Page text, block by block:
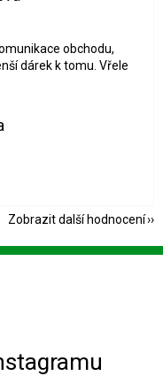
5 hvězdiček.
obchodu,
dárek k tomu. Vřele
5 hvězdiček.
Zobrazit další hodnocení